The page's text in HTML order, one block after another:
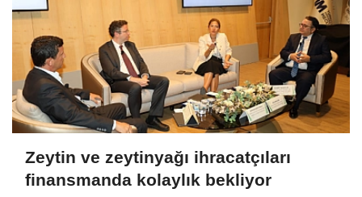
Zeytin ve zeytinyağı ihracatçıları
finansmanda kolaylık bekliyor